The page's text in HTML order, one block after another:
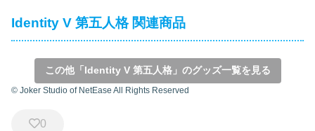
Identity V 第五人格 関連商品
この他「Identity V 第五人格」のグッズ一覧を見る
© Joker Studio of NetEase All Rights Reserved
0